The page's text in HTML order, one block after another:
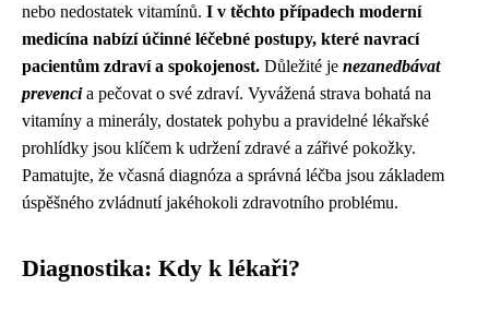
nebo nedostatek vitamínů. I v těchto případech moderní
medicína nabízí účinné léčebné postupy, které navrací
pacientům zdraví a spokojenost. Důležité je nezanedbávat
prevencia pečovat o své zdraví. Vyvážená strava bohatá na
vitamíny a minerály, dostatek pohybu a pravidelné lékařské
prohlídky jsou klíčem k udržení zdravé a zářivé pokožky.
Pamatujte, že včasná diagnóza a správná léčba jsou základem
úspěšného zvládnutí jakéhokoli zdravotního problému.
Diagnostika: Kdy k lékaři?